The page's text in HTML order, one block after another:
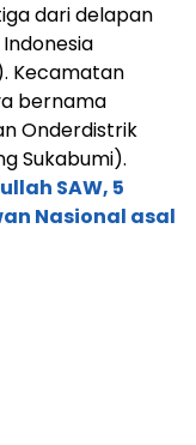
dari delapan
Kecamatan
bernama
Onderdistrik
Sukabumi).
SAW, 5
Nasional asal